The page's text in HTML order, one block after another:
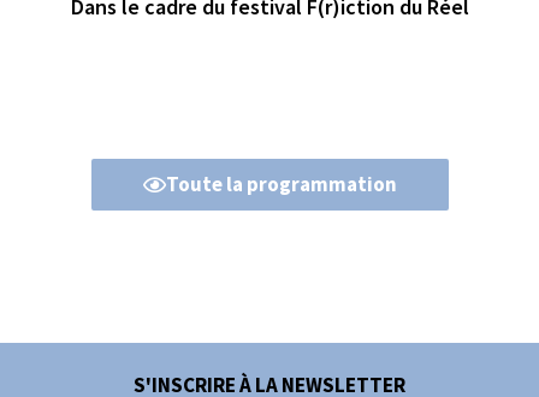
Dans le cadre du festival F(r)iction du Réel
Toute la programmation
S'INSCRIRE À LA NEWSLETTER